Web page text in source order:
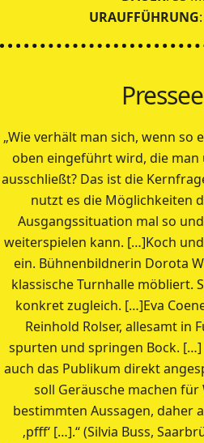
URAUFFÜHRUNG
„Wie verhält man sich, wenn so
oben eingeführt wird, die
ausschließt? Das ist die
nutzt es die Möglichkeiten
Ausgangssituation mal so
weiterspielen kann. […]Koch
ein. Bühnenbildnerin Dorota
klassische Turnhalle möbliert.
konkret zugleich. […]Eva
Reinhold Rolser, allesamt in
spurten und springen Bock.
auch das Publikum direkt
soll Geräusche machen für
bestimmten Aussagen, daher
‚pfff‘ […].“ (Silvia Buss,